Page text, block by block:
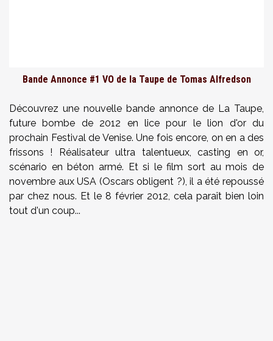
Bande Annonce #1 VO de la Taupe de Tomas Alfredson
Découvrez une nouvelle bande annonce de La Taupe,
future bombe de 2012 en lice pour le lion d'or du
prochain Festival de Venise. Une fois encore, on en a des
frissons ! Réalisateur ultra talentueux, casting en or,
scénario en béton armé. Et si le film sort au mois de
novembre aux USA (Oscars obligent ?), il a été repoussé
par chez nous. Et le 8 février 2012, cela paraît bien loin
tout d'un coup...